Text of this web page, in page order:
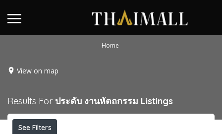
Home
View on map
Results For ประดับ งานหัตถกรรม Listings
See Filters